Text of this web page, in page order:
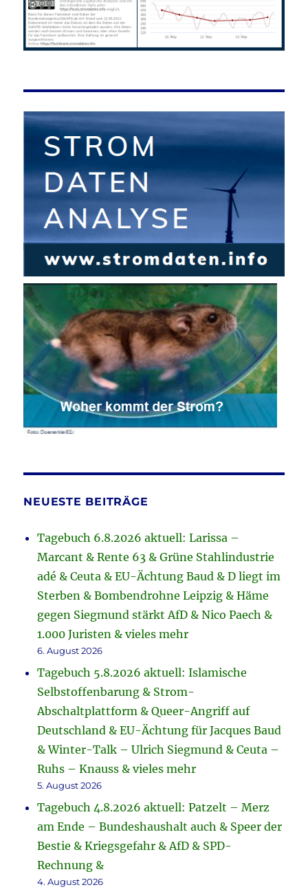
NEUESTE BEITRÄGE
Tagebuch 6.8.2026 aktuell: Larissa –
Marcant & Rente 63 & Grüne Stahlindustrie
adé & Ceuta & EU-Ächtung Baud & D liegt im
Sterben & Bombendrohne Leipzig & Häme
gegen Siegmund stärkt AfD & Nico Paech &
1.000 Juristen & vieles mehr
6. August 2026
Tagebuch 5.8.2026 aktuell: Islamische
Selbstoffenbarung & Strom-
Abschaltplattform & Queer-Angriff auf
Deutschland & EU-Ächtung für Jacques Baud
& Winter-Talk – Ulrich Siegmund & Ceuta –
Ruhs – Knauss & vieles mehr
5. August 2026
Tagebuch 4.8.2026 aktuell: Patzelt – Merz
am Ende – Bundeshaushalt auch & Speer der
Bestie & Kriegsgefahr & AfD & SPD-
Rechnung &
4. August 2026